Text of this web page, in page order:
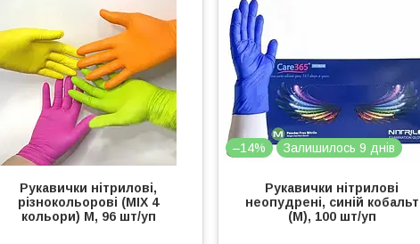
Рукавички нітрилові,
різнокольорові (MIX 4
кольори) M, 96 шт/уп
–14% Залишилось 9 днів
Рукавички нітрилові
неопудрені, синій кобальт
(M), 100 шт/уп